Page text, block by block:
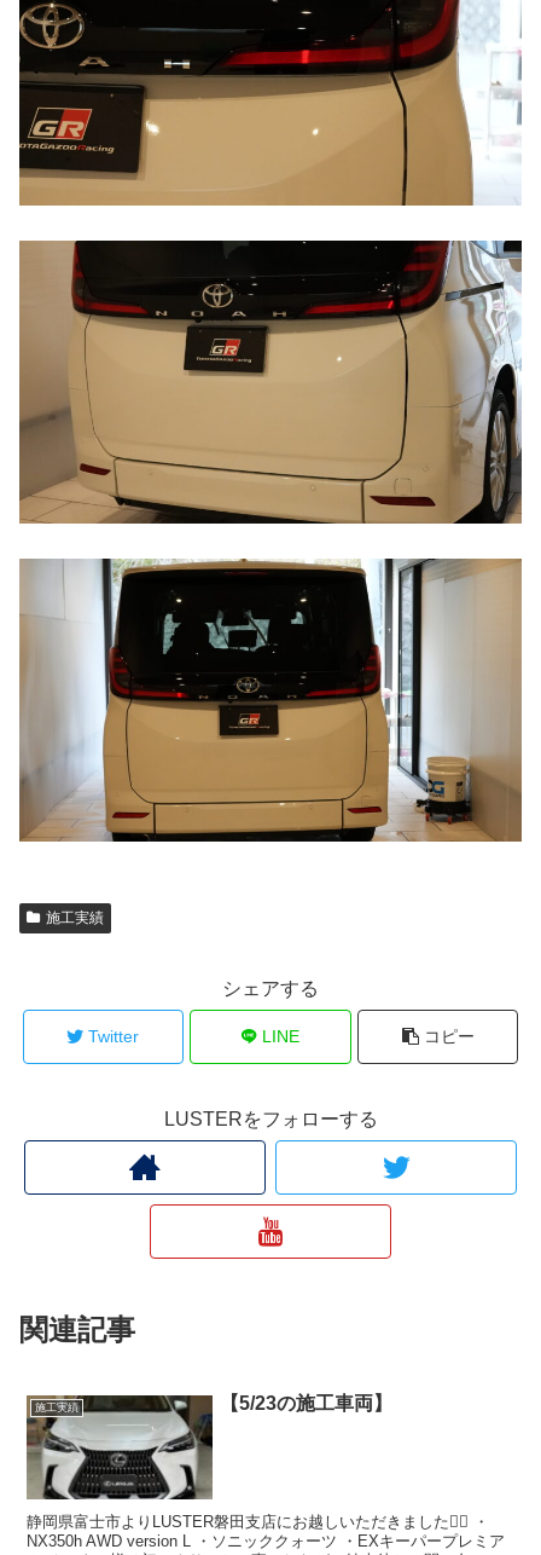
施工実績
シェアする
Twitter LINE コピー
LUSTERをフォローする
関連記事
施工実績 【5/23の施工車両】
静岡県富士市よりLUSTER磐田支店にお越しいただきました🙇‍♂️ ・
NX350h AWD version L ・ソニッククォーツ ・EXキーパープレミア